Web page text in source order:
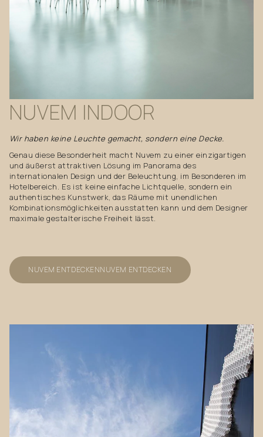
NUVEM INDOOR
Wir haben keine Leuchte gemacht, sondern eine Decke.
Genau diese Besonderheit macht Nuvem zu einer einzigartigen
und äußerst attraktiven Lösung im Panorama des
internationalen Design und der Beleuchtung, im Besonderen im
Hotelbereich. Es ist keine einfache Lichtquelle, sondern ein
authentisches Kunstwerk, das Räume mit unendlichen
Kombinationsmöglichkeiten ausstatten kann und dem Designer
maximale gestalterische Freiheit lässt.
NUVEM ENTDECKENNUVEM ENTDECKEN